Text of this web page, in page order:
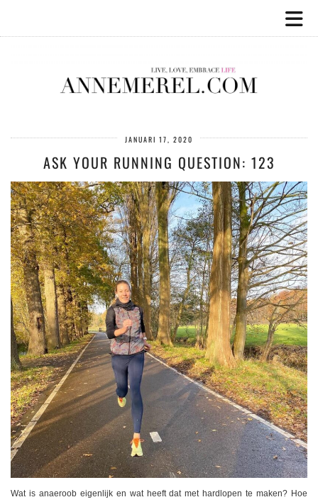
JANUARI 17, 2020
ASK YOUR RUNNING QUESTION: 123
Wat is anaeroob eigenlijk en wat heeft dat met hardlopen te maken? Hoe